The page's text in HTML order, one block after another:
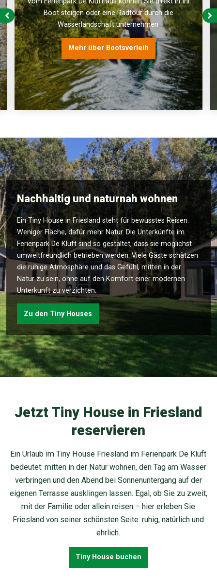
Boot steigen oder eine Radtour durch die
Wasserlandschaft unternehmen.
Mehr über Bootsverleih
Nachhaltig und naturnah wohnen
Ein Tiny House in Friesland steht für bewusstes Reisen:
Weniger Fläche, dafür mehr Natur. Die Unterkünfte im
Ferienpark De Kluft sind so gestaltet, dass sie möglichst
umweltfreundlich betrieben werden. Viele Gäste schätzen
die ruhige Atmosphäre und das Gefühl, mitten in der
Natur zu sein, ohne auf den Komfort einer modernen
Unterkunft zu verzichten.
Zu den Tiny Houses
Jetzt Tiny House in Friesland
reservieren
Ein Urlaub im Tiny House Friesland im Ferienpark De Kluft
bedeutet: mitten in der Natur wohnen, den Tag am Wasser
verbringen und den Abend bei Sonnenuntergang auf der
eigenen Terrasse ausklingen lassen. Egal, ob Sie zu zweit,
mit der Familie oder allein reisen – hier erleben Sie
Friesland von seiner schönsten Seite: ruhig, natürlich und
ehrlich.
Tiny House buchen